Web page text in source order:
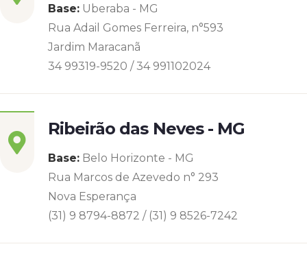
Base: Uberaba - MG
Rua Adail Gomes Ferreira, n°593
Jardim Maracanã
34 99319-9520 / 34 991102024
Ribeirão das Neves - MG
Base: Belo Horizonte - MG
Rua Marcos de Azevedo n° 293
Nova Esperança
(31) 9 8794-8872 / (31) 9 8526-7242